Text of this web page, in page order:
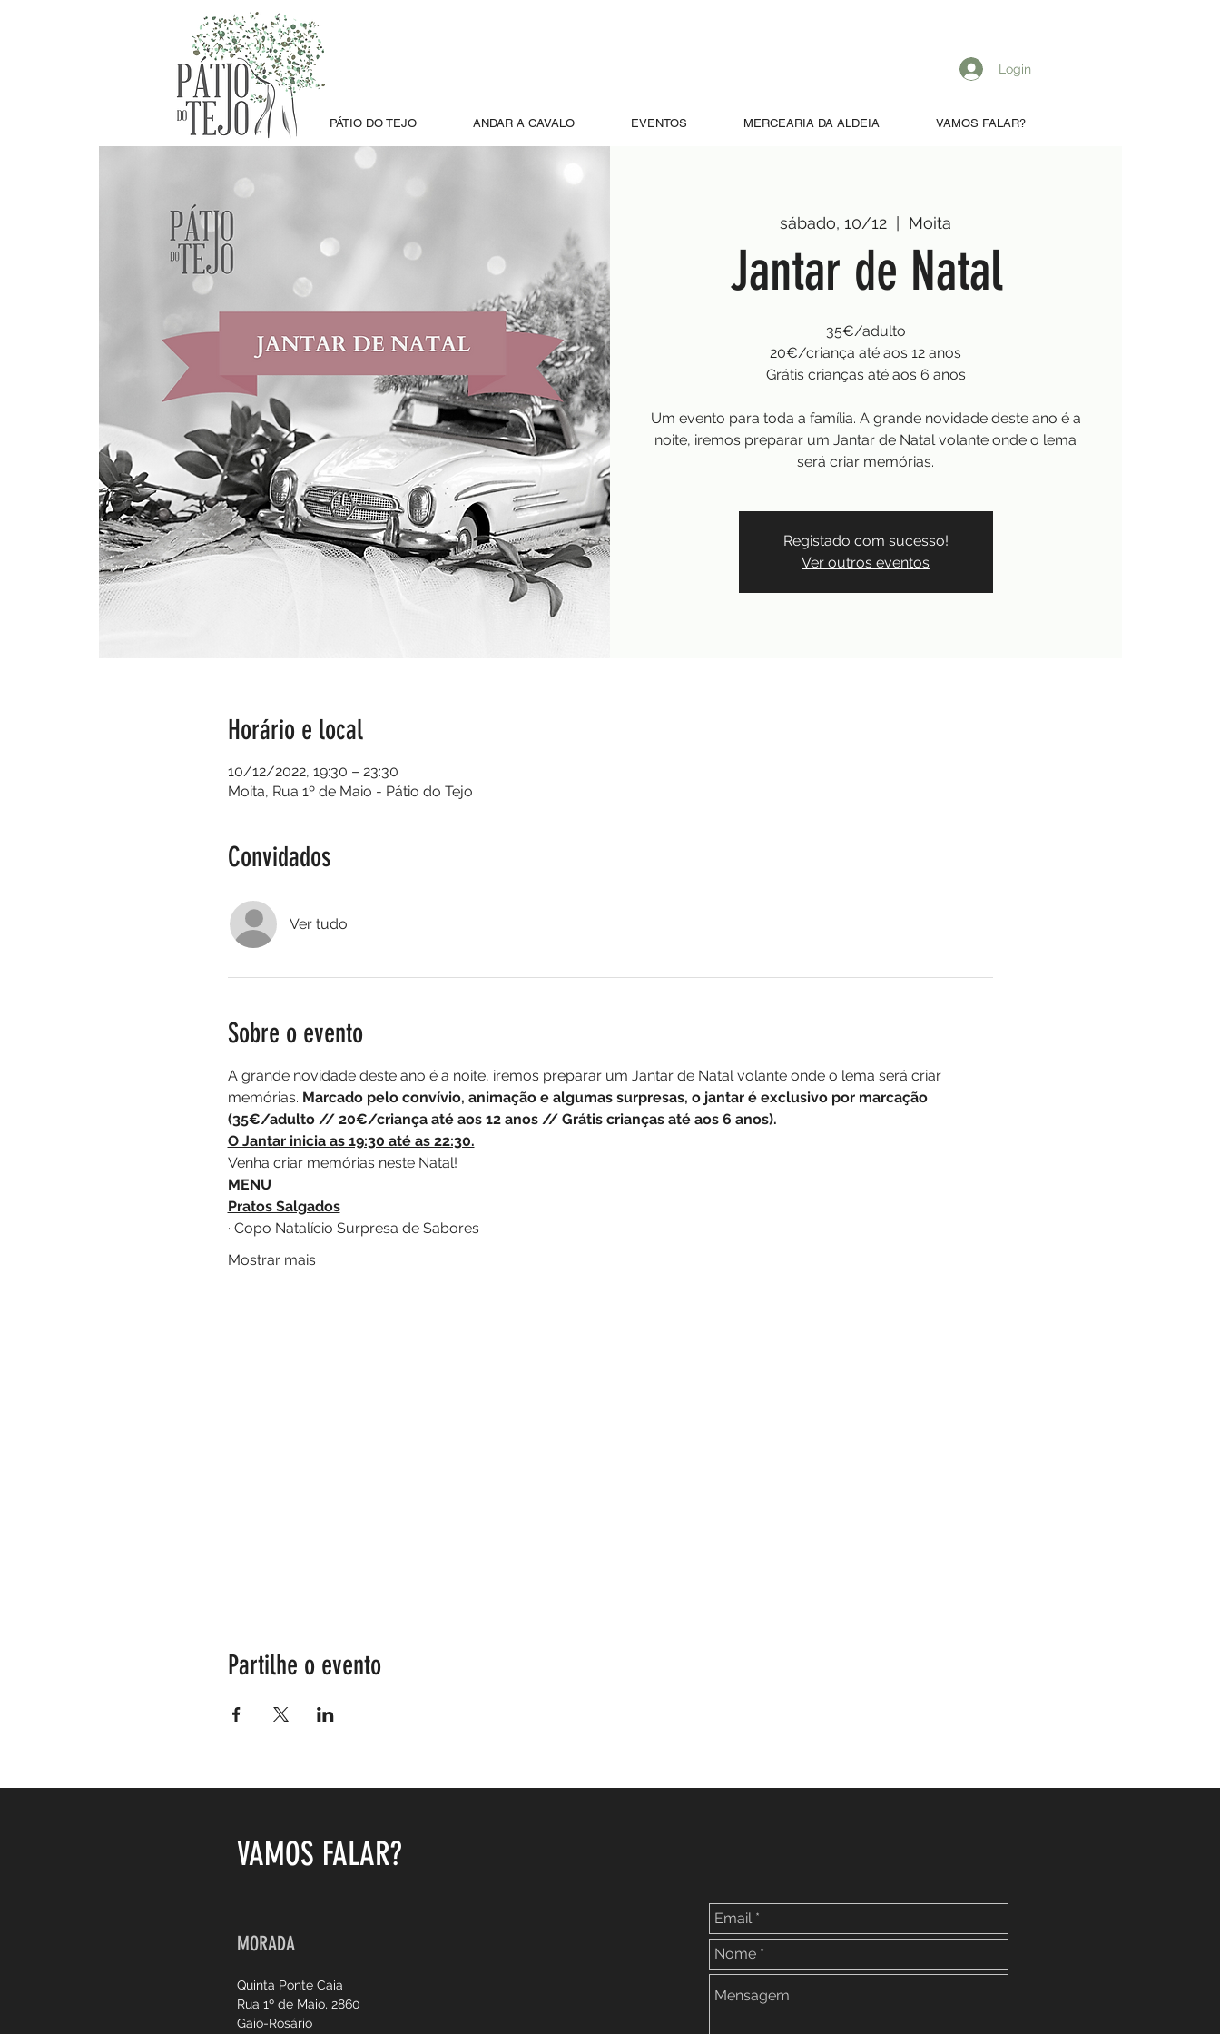
PÁTIO DO TEJO ANDAR A CAVALO EVENTOS MERCEARIA DA ALDEIA VAMOS FALAR?
Login
sábado, 10/12
  |
Moita
Jantar de Natal
35€/adulto
20€/criança até aos 12 anos
Grátis crianças até aos 6 anos
Um evento para toda a família. A grande novidade deste ano é a
noite, iremos preparar um Jantar de Natal volante onde o lema
será criar memórias.
Registado com sucesso!
Ver outros eventos
Horário e local
10/12/2022, 19:30 – 23:30
Moita, Rua 1º de Maio - Pátio do Tejo
Convidados
Ver tudo
Sobre o evento
A grande novidade deste ano é a noite, iremos preparar um Jantar de Natal volante onde o lema será criar
memórias. Marcado pelo convívio, animação e algumas surpresas, o jantar é exclusivo por marcação
(35€/adulto // 20€/criança até aos 12 anos // Grátis crianças até aos 6 anos).
O Jantar inicia as 19:30 até as 22:30.
Venha criar memórias neste Natal!
MENU
Pratos Salgados
· Copo Natalício Surpresa de Sabores
Mostrar mais
Partilhe o evento
VAMOS FALAR?
MORADA
Quinta Ponte Caia
Rua 1º de Maio, 2860
Gaio-Rosário